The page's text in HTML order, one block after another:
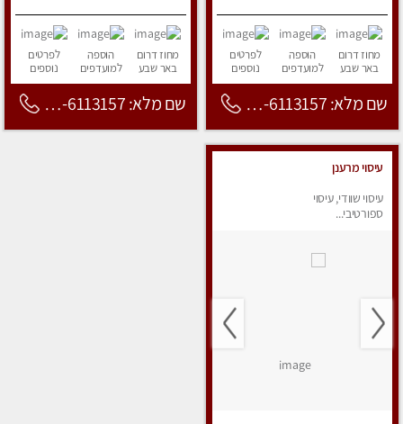
מחוז דרום
באר שבע
הוספה
למועדפים
לפרטים
נוספים
שם מלא: 053-6113157
מחוז דרום
באר שבע
הוספה
למועדפים
לפרטים
נוספים
שם מלא: 053-6113157
עיסוי מרענן
עיסוי שוודי, עיסוי
ספורטיבי...